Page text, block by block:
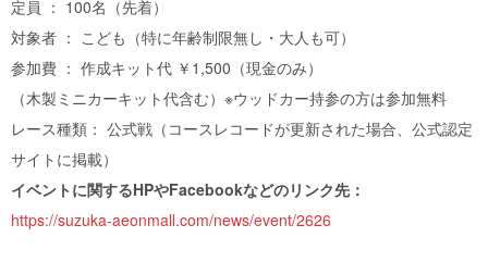
定員 ： 100名（先着）
対象者 ： こども（特に年齢制限無し・大人も可）
参加費 ： 作成キット代 ￥1,500（現金のみ）
（木製ミニカーキット代含む）※ウッドカー持参の方は参加無料
レース種類： 公式戦（コースレコードが更新された場合、公式認定
サイトに掲載）
イベントに関するHPやFacebookなどのリンク先：
https://suzuka-aeonmall.com/news/event/2626